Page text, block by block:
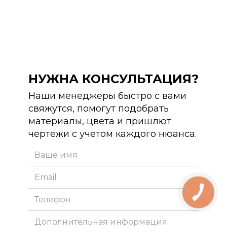
НУЖНА КОНСУЛЬТАЦИЯ?
Наши менеджеры быстро с вами
свяжутся, помогут подобрать
материалы, цвета и пришлют
чертежи с учетом каждого нюанса.